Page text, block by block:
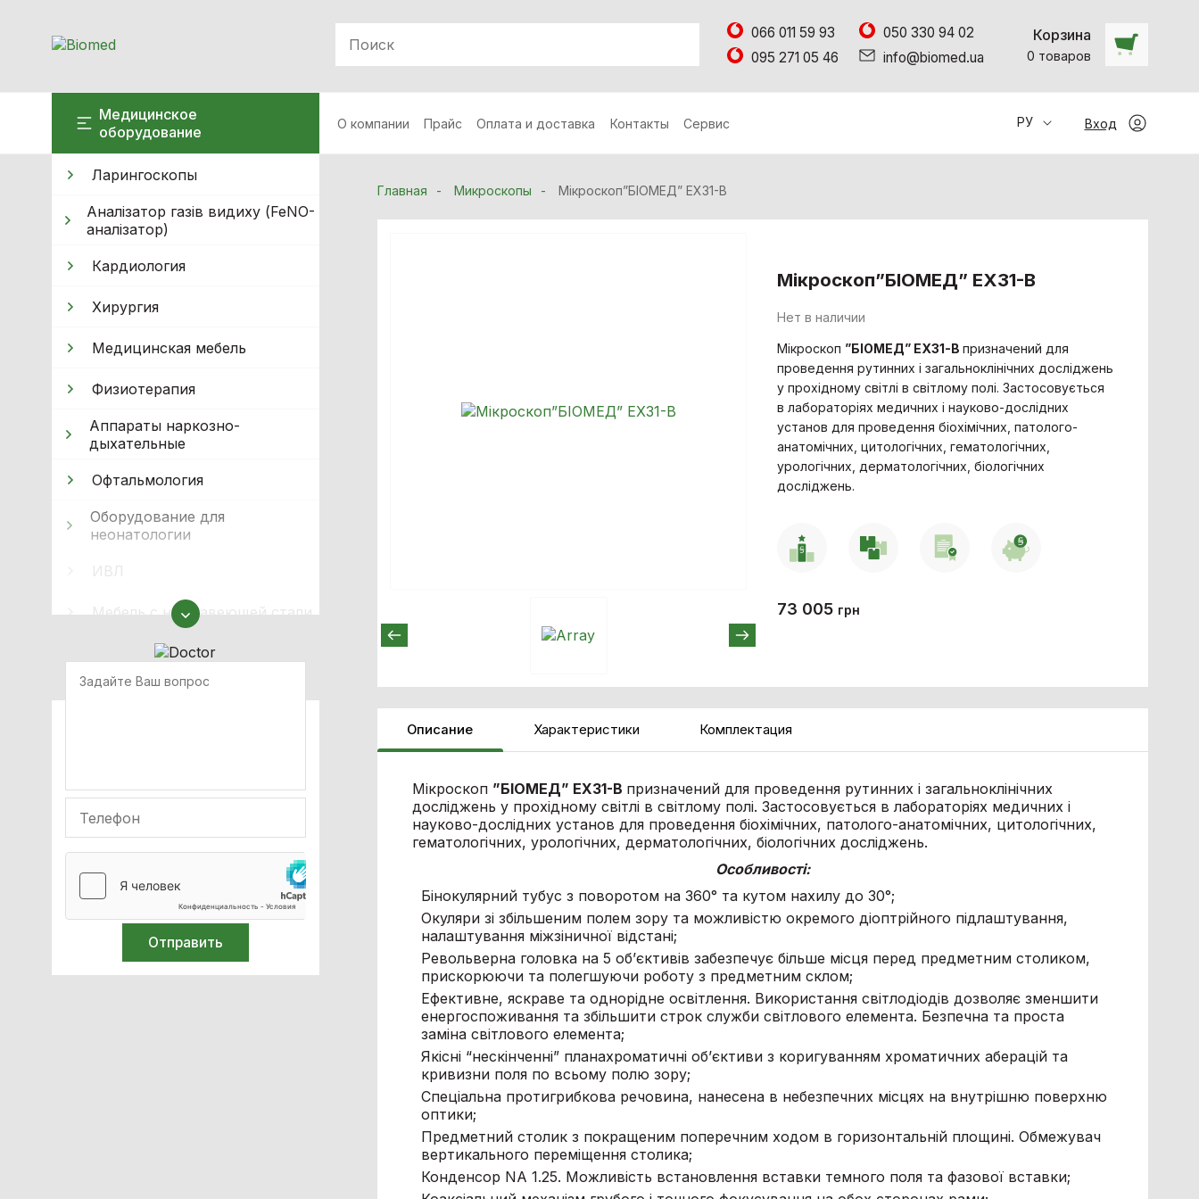
066 011 59 93
050 330 94 02
095 271 05 46
info@biomed.ua
Корзина
0 товаров
Медицинское
оборудование
О компании Прайс Оплата и доставка Контакты Сервис РУ Вход
Ларингоскопы
Аналізатор газів видиху (FeNO-
аналізатор)
Кардиология
Хирургия
Медицинская мебель
Физиотерапия
Аппараты наркозно-
дыхательные
Офтальмология
Оборудование для
неонатологии
Мебель с нержавеющей стали
Оборудование для
иммобилизации
Лабораторное оборудование
Дистилляторы воды
Спирометры / Пикфлуометры
Билирубинометры
Главная Микроскопы Мікроскоп”БІОМЕД” EX31-B
Мікроскоп”БІОМЕД” EX31-B
Нет в наличии
Мікроскоп ”БІОМЕД” EX31-B призначений для
проведення рутинних і загальноклінічних досліджень
у прохідному світлі в світлому полі. Застосовується
в лабораторіях медичних і науково-дослідних
установ для проведення біохімічних, патолого-
анатомічних, цитологічних, гематологічних,
урологічних, дерматологічних, біологічних
досліджень.
73 005 грн
Описание Характеристики Комплектация
Мікроскоп ”БІОМЕД” EX31-B призначений для проведення рутинних і загальноклінічних
досліджень у прохідному світлі в світлому полі. Застосовується в лабораторіях медичних і
науково-дослідних установ для проведення біохімічних, патолого-анатомічних, цитологічних,
гематологічних, урологічних, дерматологічних, біологічних досліджень.
Особливості:
Бінокулярний тубус з поворотом на 360° та кутом нахилу до 30°;
Окуляри зі збільшеним полем зору та можливістю окремого діоптрійного підлаштування,
налаштування міжзіничної відстані;
Револьверна головка на 5 об’єктивів забезпечує більше місця перед предметним столиком,
прискорюючи та полегшуючи роботу з предметним склом;
Ефективне, яскраве та однорідне освітлення. Використання світлодіодів дозволяє зменшити
енергоспоживання та збільшити строк служби світлового елемента. Безпечна та проста
заміна світлового елемента;
Якісні “нескінченні” планахроматичні об’єктиви з коригуванням хроматичних аберацій та
кривизни поля по всьому полю зору;
Спеціальна протигрибкова речовина, нанесена в небезпечних місцях на внутрішню поверхню
оптики;
Предметний столик з покращеним поперечним ходом в горизонтальній площині. Обмежувач
вертикального переміщення столика;
Конденсор NA 1.25. Можливість встановлення вставки темного поля та фазової вставки;